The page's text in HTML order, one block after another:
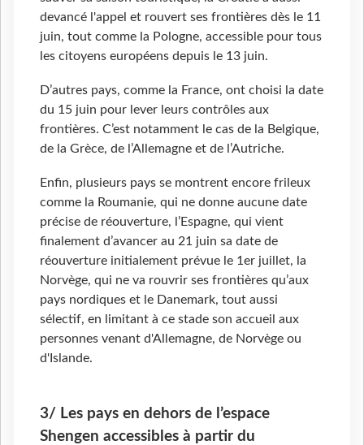
devancé l'appel et rouvert ses frontières dès le 11
juin, tout comme la Pologne, accessible pour tous
les citoyens européens depuis le 13 juin.
D’autres pays, comme la France, ont choisi la date
du 15 juin pour lever leurs contrôles aux
frontières. C’est notamment le cas de la Belgique,
de la Grèce, de l’Allemagne et de l’Autriche.
Enfin, plusieurs pays se montrent encore frileux
comme la Roumanie, qui ne donne aucune date
précise de réouverture, l’Espagne, qui vient
finalement d’avancer au 21 juin sa date de
réouverture initialement prévue le 1er juillet, la
Norvège, qui ne va rouvrir ses frontières qu’aux
pays nordiques et le Danemark, tout aussi
sélectif, en limitant à ce stade son accueil aux
personnes venant d'Allemagne, de Norvège ou
d'Islande.
3/ Les pays en dehors de l’espace
Shengen accessibles à partir du